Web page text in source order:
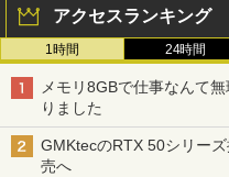
アクセスランキング
1時間 24時間
メモリ8GBで仕事なんて
りました
GMKtecのRTX 50シリー
売へ